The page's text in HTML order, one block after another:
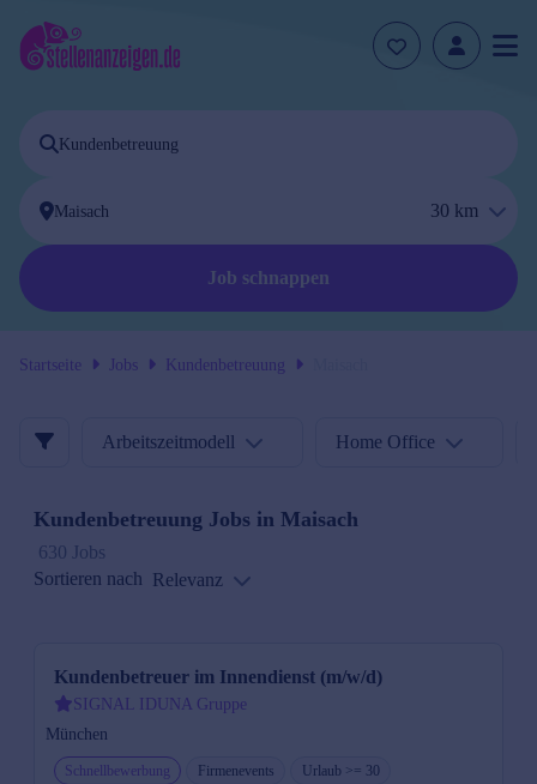
30 km
Job schnappen
Startseite Jobs Kundenbetreuung
Arbeitszeitmodell Home Office
Kundenbetreuung Jobs in Maisach
630 Jobs
Sortieren nach Relevanz
Kundenbetreuer im Innendienst (m/w/d)
SIGNAL IDUNA Gruppe
München
Schnellbewerbung Firmenevents
Urlaub >= 30